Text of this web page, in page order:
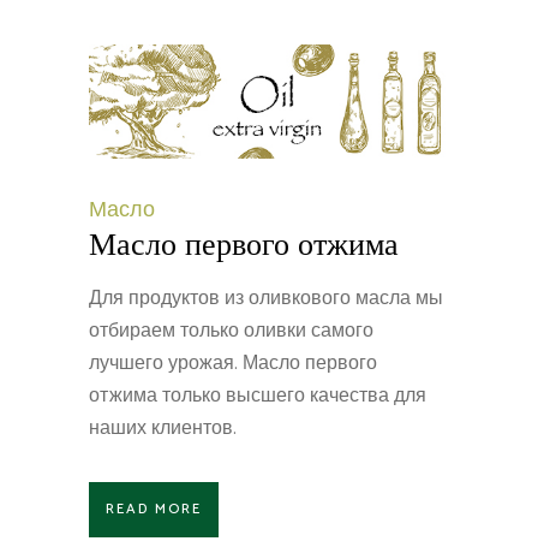
Масло
Масло первого отжима
Для продуктов из оливкового масла мы
отбираем только оливки самого
лучшего урожая. Масло первого
отжима только высшего качества для
наших клиентов.
READ MORE